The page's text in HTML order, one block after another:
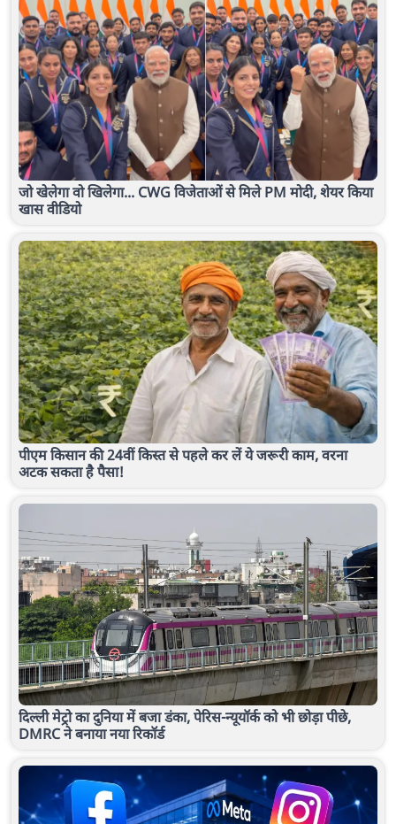
जो खेलेगा वो खिलेगा... CWG विजेताओं से मिले PM मोदी, शेयर किया
खास वीडियो
पीएम किसान की 24वीं किस्त से पहले कर लें ये जरूरी काम, वरना
अटक सकता है पैसा!
दिल्ली मेट्रो का दुनिया में बजा डंका, पेरिस-न्यूयॉर्क को भी छोड़ा पीछे,
DMRC ने बनाया नया रिकॉर्ड